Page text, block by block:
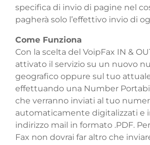
specifica di invio di pagine nel
pagherà solo l’effettivo invio di
Come Funziona
Con la scelta del VoipFax IN &
attivato il servizio su un nuovo
geografico oppure sul tuo
effettuando una Number
che verranno inviati al tuo
automaticamente digitalizzati e
indirizzo mail in formato .PDF.
Fax non dovrai far altro che